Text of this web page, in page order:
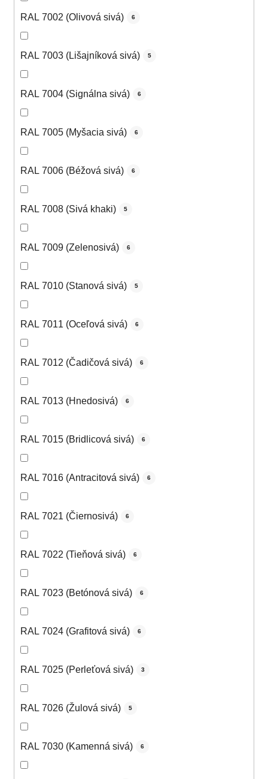
RAL 7002 (Olivová sivá) 6
RAL 7003 (Lišajníková sivá) 5
RAL 7004 (Signálna sivá) 6
RAL 7005 (Myšacia sivá) 6
RAL 7006 (Béžová sivá) 6
RAL 7008 (Sivá khaki) 5
RAL 7009 (Zelenosivá) 6
RAL 7010 (Stanová sivá) 5
RAL 7011 (Oceľová sivá) 6
RAL 7012 (Čadičová sivá) 6
RAL 7013 (Hnedosivá) 6
RAL 7015 (Bridlicová sivá) 6
RAL 7016 (Antracitová sivá) 6
RAL 7021 (Čiernosivá) 6
RAL 7022 (Tieňová sivá) 6
RAL 7023 (Betónová sivá) 6
RAL 7024 (Grafitová sivá) 6
RAL 7025 (Perleťová sivá) 3
RAL 7026 (Žulová sivá) 5
RAL 7030 (Kamenná sivá) 6